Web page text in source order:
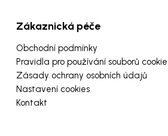
Zákaznická péče
Obchodní podmínky
Pravidla pro používání souborů cookie
Zásady ochrany osobních údajů
Nastavení cookies
Kontakt